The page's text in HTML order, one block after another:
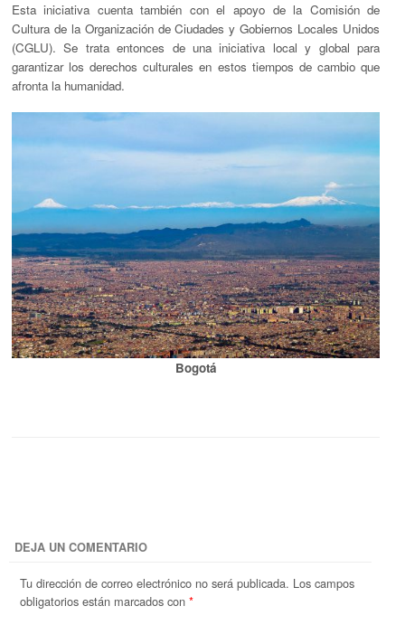
Esta iniciativa cuenta también con el apoyo de la Comisión de
Cultura de la Organización de Ciudades y Gobiernos Locales Unidos
(CGLU). Se trata entonces de una iniciativa local y global para
garantizar los derechos culturales en estos tiempos de cambio que
afronta la humanidad.
Bogotá
DEJA UN COMENTARIO
Tu dirección de correo electrónico no será publicada. Los campos
obligatorios están marcados con*